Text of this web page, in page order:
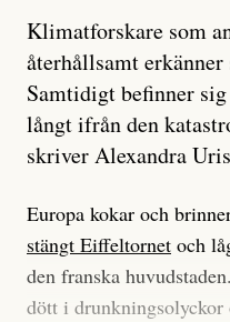
Klimatforskare som
återhållsamt
Samtidigt befinner
långt ifrån den
skriver Alexandra
Europa kokar och
stängt Eiffeltornet och
den franska
dött i drunkningsolyckor